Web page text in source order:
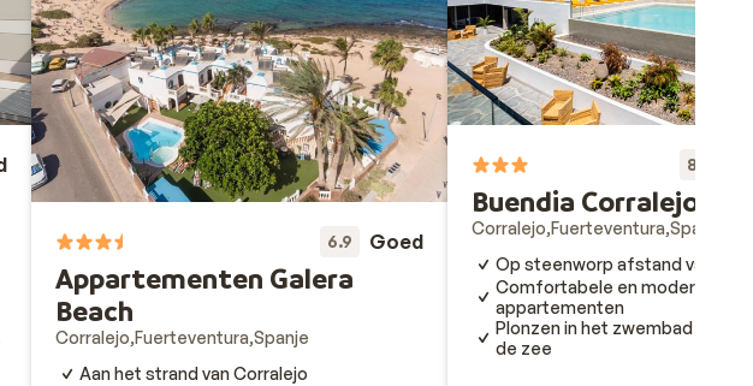
6.9 Goed
Appartementen Galera
Beach
Corralejo Fuerteventura Spanje
Aan het strand van Corralejo
8.9
Buendia Corralejo
Corralejo Fuerteventura Spanje
Op steenworp afstand van het
Comfortabele en moderne
appartementen
Plonzen in het zwembad of
de zee